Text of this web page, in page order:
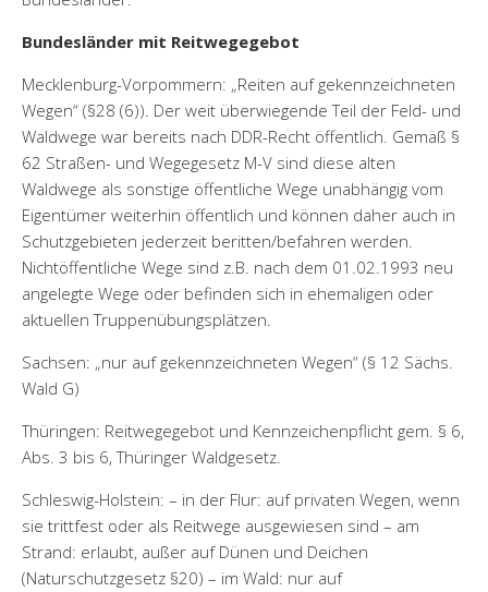
Bundesländer mit Reitwegegebot
Mecklenburg-Vorpommern: „Reiten auf gekennzeichneten
Wegen“ (§28 (6)). Der weit überwiegende Teil der Feld- und
Waldwege war bereits nach DDR-Recht öffentlich. Gemäß §
62 Straßen- und Wegegesetz M-V sind diese alten
Waldwege als sonstige öffentliche Wege unabhängig vom
Eigentümer weiterhin öffentlich und können daher auch in
Schutzgebieten jederzeit beritten/befahren werden.
Nichtöffentliche Wege sind z.B. nach dem 01.02.1993 neu
angelegte Wege oder befinden sich in ehemaligen oder
aktuellen Truppenübungsplätzen.
Sachsen: „nur auf gekennzeichneten Wegen“ (§ 12 Sächs.
Wald G)
Thüringen: Reitwegegebot und Kennzeichenpflicht gem. § 6,
Abs. 3 bis 6, Thüringer Waldgesetz.
Schleswig-Holstein: – in der Flur: auf privaten Wegen, wenn
sie trittfest oder als Reitwege ausgewiesen sind – am
Strand: erlaubt, außer auf Dünen und Deichen
(Naturschutzgesetz §20) – im Wald: nur auf